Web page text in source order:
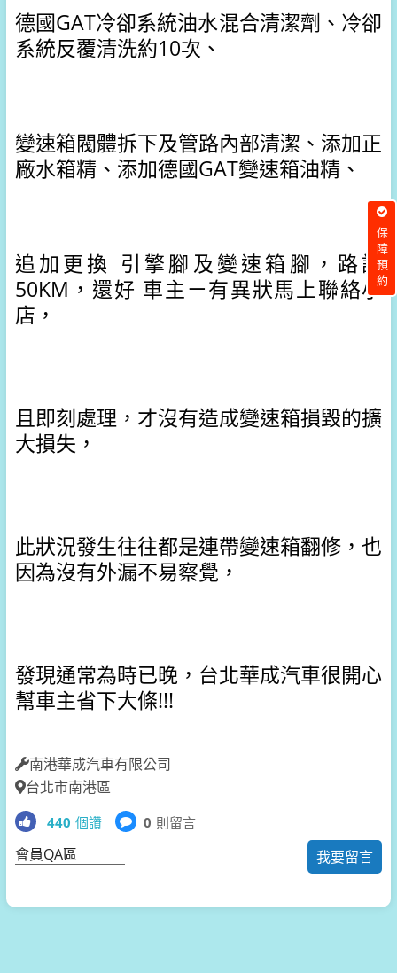
德國GAT冷卻系統油水混合清潔劑、 冷卻
系統反覆清洗約10次、
變速箱閥體拆下及管路內部清潔、 添加正
廠水箱精、 添加德國GAT變速箱油精、
追加更換 引擎腳及變速箱腳， 路試
50KM， 還好 車主ㄧ有異狀馬上聯絡小
店，
且即刻處理，才沒有造成變速箱損毀的擴
大損失，
此狀況發生往往都是連帶變速箱翻修，也
因為沒有外漏不易察覺，
發現通常為時已晚， 台北華成汽車很開心
幫車主省下大條!!!
南港華成汽車有限公司
台北市南港區
440 個讚 0 則留言
我要留言
會員QA區
保障預約